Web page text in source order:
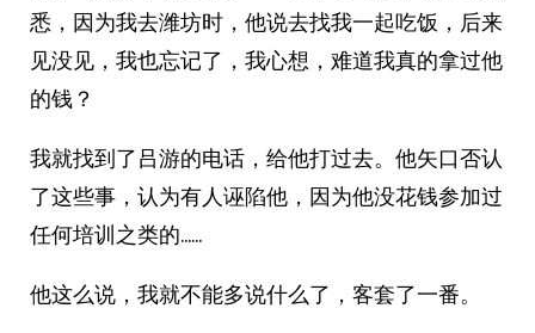
悉，因为我去潍坊时，他说去找我一起吃饭，后来
见没见，我也忘记了，我心想，难道我真的拿过他
的钱？
我就找到了吕游的电话，给他打过去。他矢口否认
了这些事，认为有人诬陷他，因为他没花钱参加过
任何培训之类的……
他这么说，我就不能多说什么了，客套了一番。